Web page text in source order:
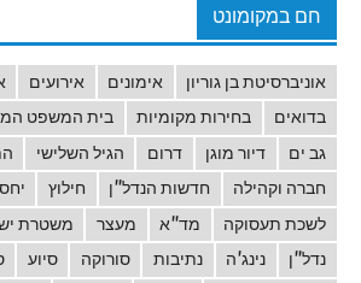
חם במקומונט
אוניברסיטת בן גוריון אימונים אירועים
בדואים
בחירות מקומיות בית המשפט
גב ים
דיור מוגן דרום הגיל השלישי
חברה וקהילה
חדשות הנדל"ן חילוץ
לשכת תעסוקה
מד"א מעצר משטרת
נדל"ן
נינג'ה נתיבות סורוקה סיוע